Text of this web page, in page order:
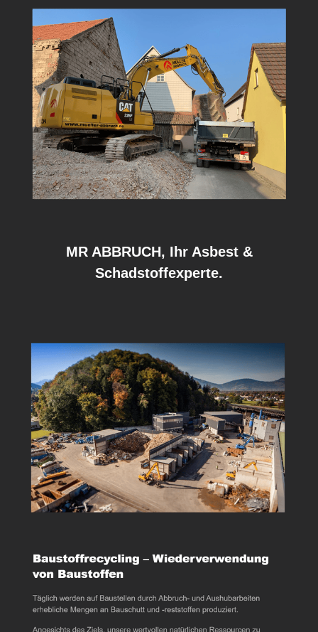
MR ABBRUCH, Ihr Asbest &
Schadstoffexperte.